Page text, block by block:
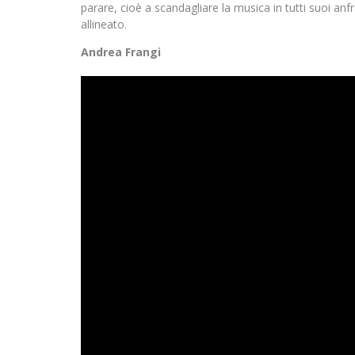
parare, cioè a scandagliare la musica in tutti suoi
allineato.
Andrea Frangi